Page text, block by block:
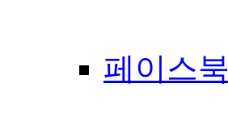
페이스북